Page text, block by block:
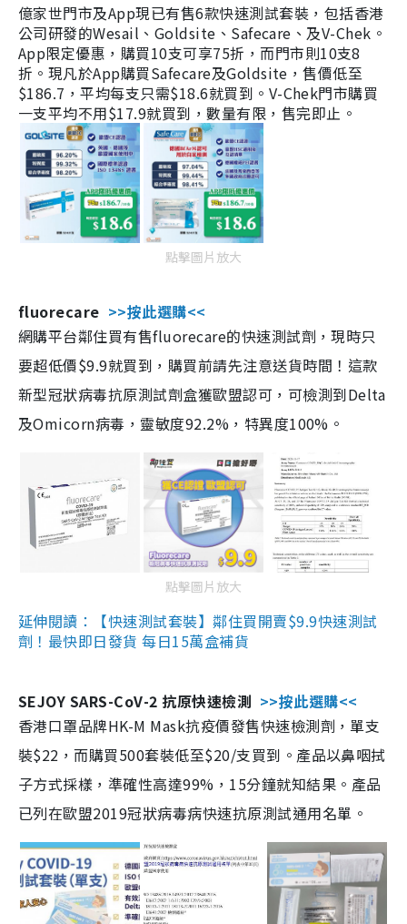
億家世門市及App現已有售6款快速測試套裝，包括香港
公司研發的Wesail、Goldsite、Safecare、及V-Chek。
App限定優惠，購買10支可享75折，而門市則10支8
折。現凡於App購買Safecare及Goldsite，售價低至
$186.7，平均每支只需$18.6就買到。V-Chek門市購買
一支平均不用$17.9就買到，數量有限，售完即止。
點擊圖片放大
fluorecare >>按此選購<<
網購平台鄰住買有售fluorecare的快速測試劑，現時只
要超低價$9.9就買到，購買前請先注意送貨時間！這款
新型冠狀病毒抗原測試劑盒獲歐盟認可，可檢測到Delta
及Omicorn病毒，靈敏度92.2%，特異度100%。
點擊圖片放大
延伸閱讀：【快速測試套裝】鄰住買開賣$9.9快速測試
劑！最快即日發貨 每日15萬盒補貨
SEJOY SARS-CoV-2 抗原快速檢測 >>按此選購<<
香港口罩品牌HK-M Mask抗疫價發售快速檢測劑，單支
裝$22，而購買500套裝低至$20/支買到。產品以鼻咽拭
子方式採樣，準確性高達99%，15分鐘就知結果。產品
已列在歐盟2019冠狀病毒病快速抗原測試通用名單。